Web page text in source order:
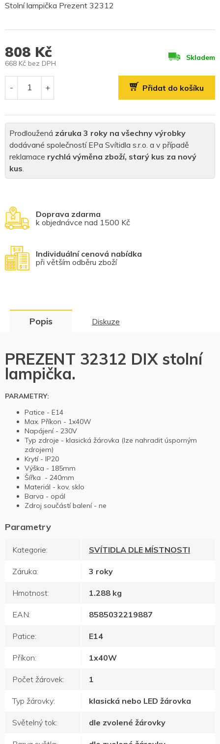
Stolní lampička Prezent 32312
Doprava zdarma
k objednávce nad 1500 Kč
Individuální cenová nabídka
při větším odběru zboží
Prodloužená záruka 3 roky na všechny výrobky
dodávané společností EPa Svítidla s.r.o. a v případě
reklamace rychlá výměna zboží, starý kus za nový
kus.
808 Kč
668 Kč bez DPH
Skladem
Přidat do košíku
Popis Diskuze
PREZENT 32312 DIX stolní
lampička.
PARAMETRY:
Patice - E14
Max. Příkon - 1x40W
Napájení - 230V
Typ zdroje - klasická žárovka (lze nahradit úsporným
zdrojem)
Krytí - IP20
Výška - 185mm
Šířka - 240mm
Materiál - kov, sklo
Barva - opál
Zdroj součástí balení - ne
Kategorie: SVÍTIDLA DLE MÍSTNOSTI
Záruka: 3 roky
Hmotnost: 1.288 kg
EAN: 8585032219887
Patice: E14
Příkon: 1x40W
Počet žárovek: 1
Typ žárovky: klasická nebo LED žárovka
Světelný tok: dle zvolené žárovky